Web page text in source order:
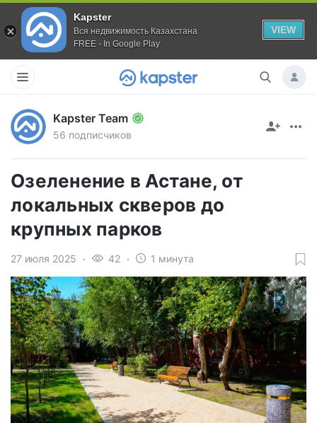
Kapster
Вся недвижимость Казахстана
FREE - In Google Play
VIEW
Kapster Team
56 подписчиков
Озеленение в Астане, от
локальных скверов до
крупных парков
27 июля 2025 42 1 минута